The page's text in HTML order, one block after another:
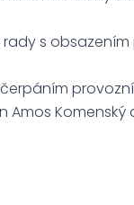
rady s
Komenský